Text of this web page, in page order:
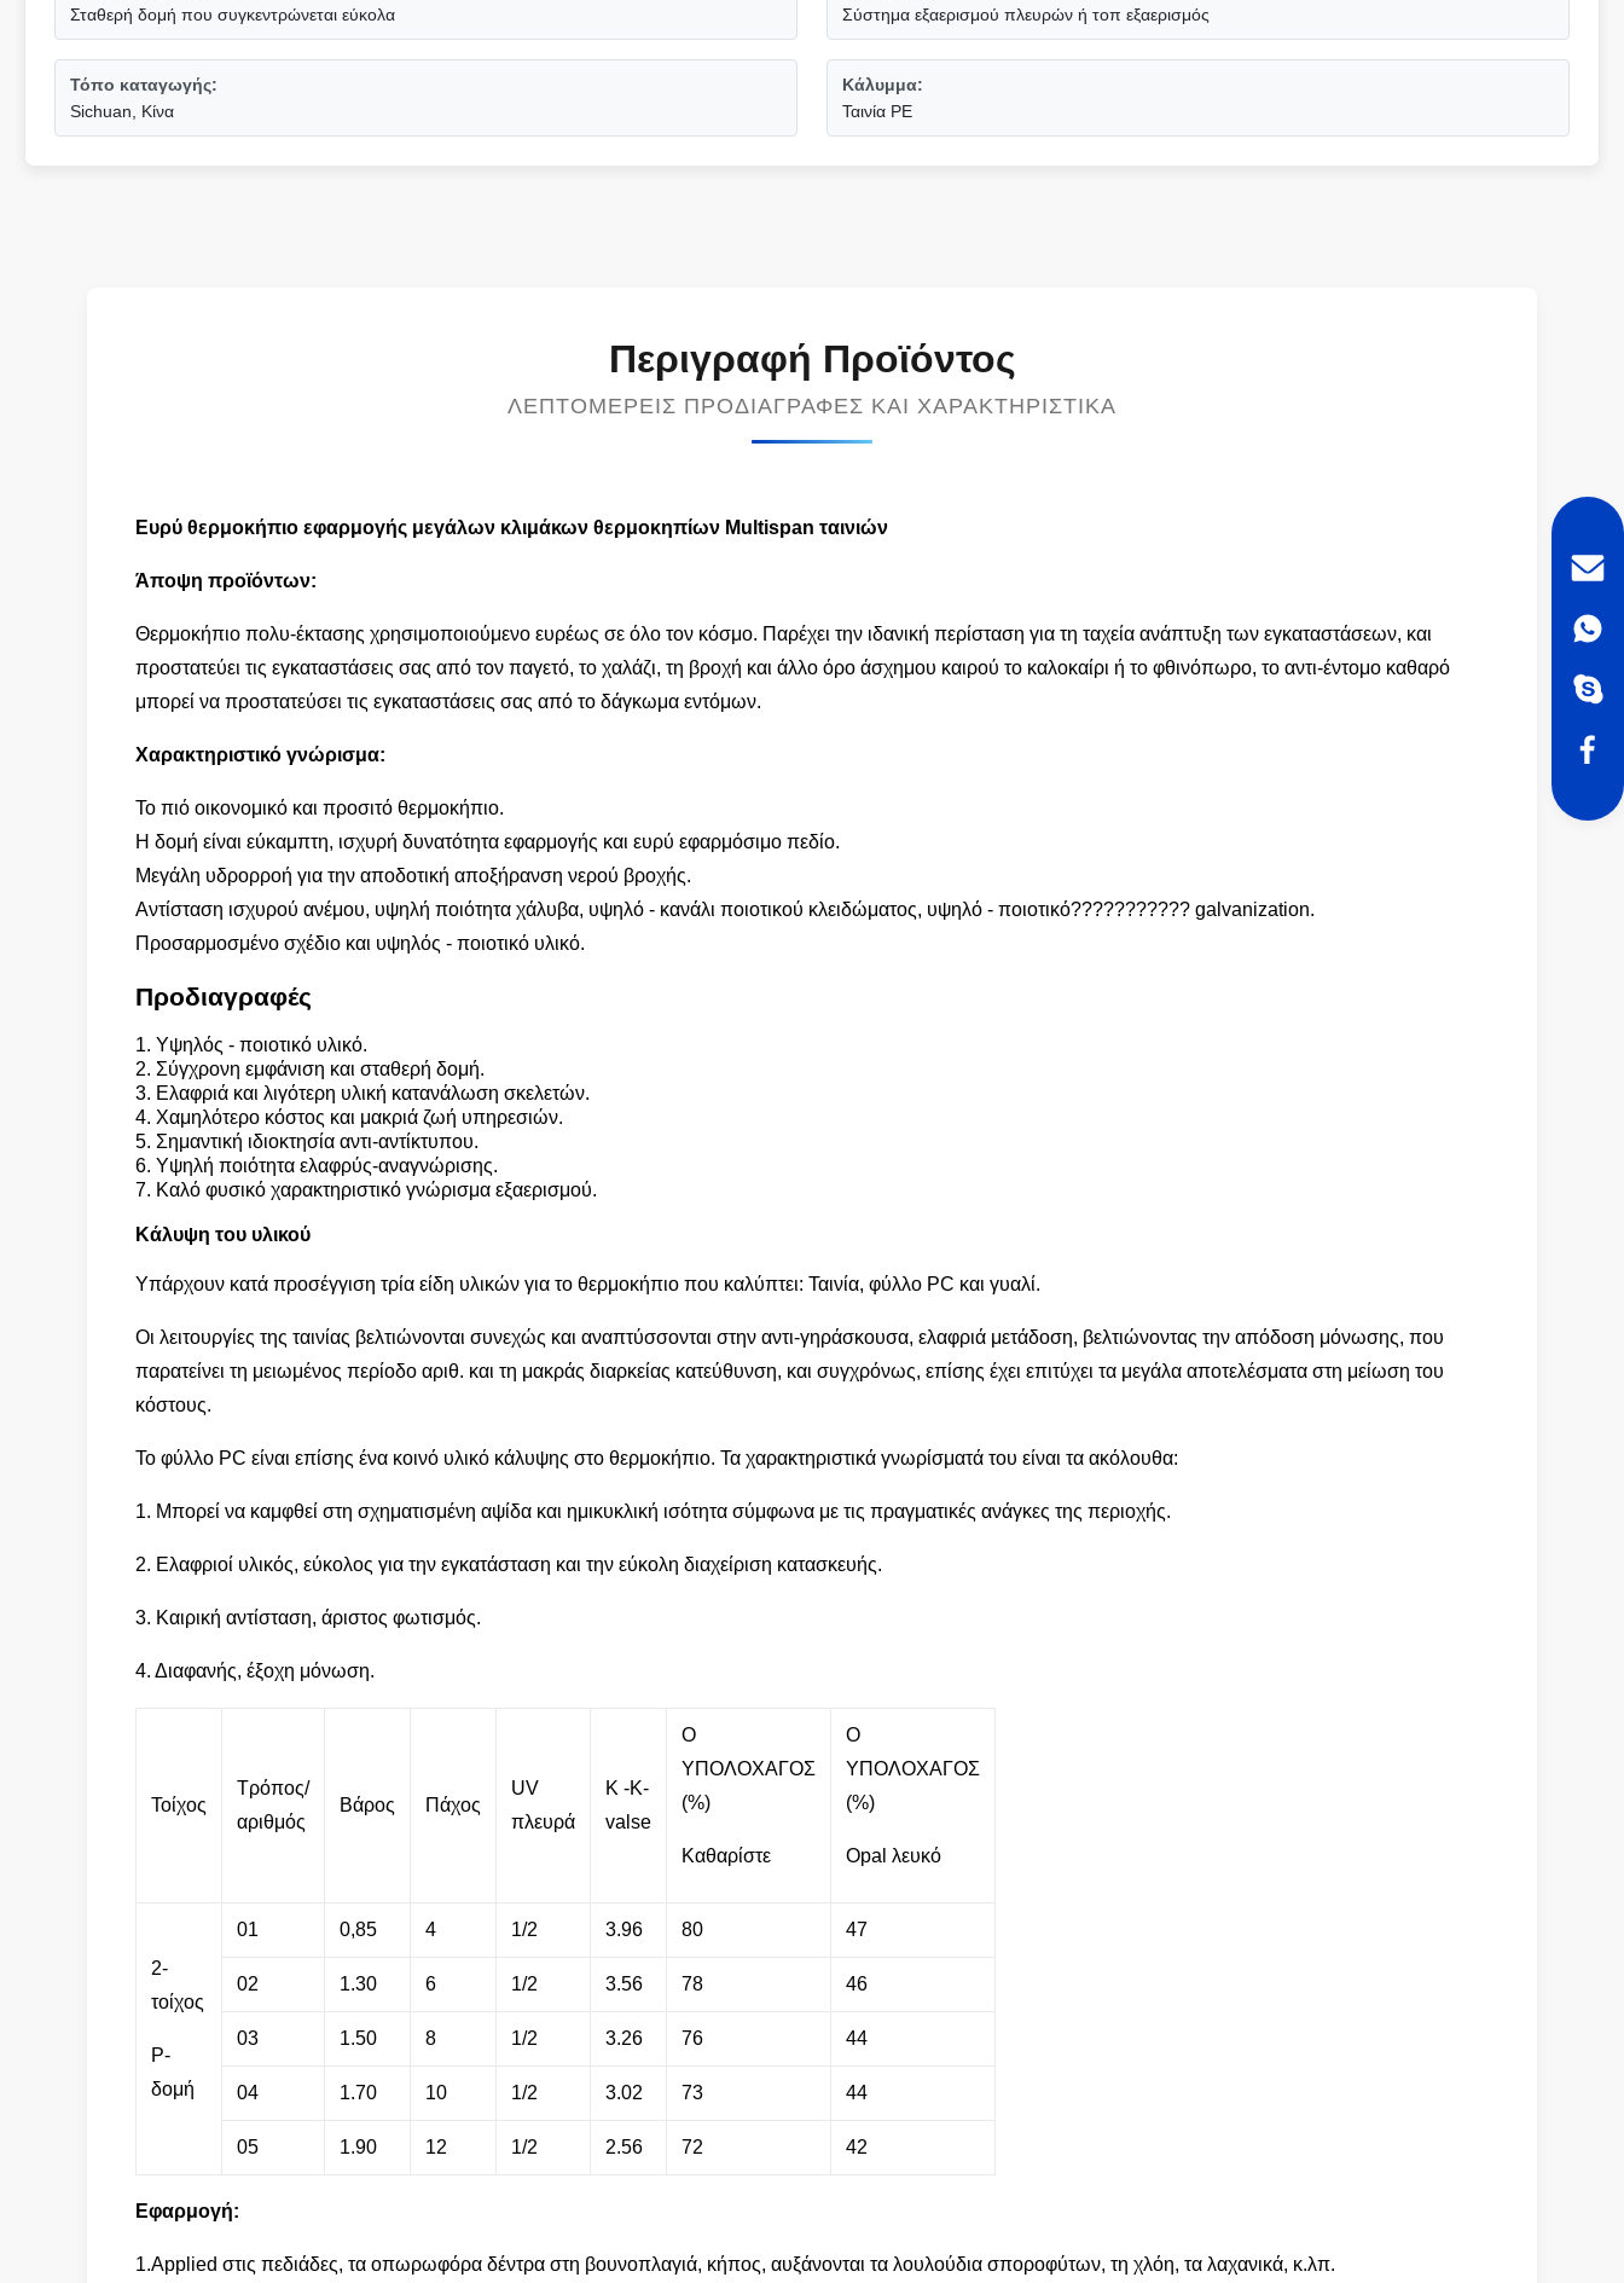
Σταθερή δομή που συγκεντρώνεται εύκολα
Σύστημα εξαερισμού πλευρών ή τοπ εξαερισμός
Τόπο καταγωγής:
Sichuan, Κίνα
Κάλυμμα:
Ταινία PE
Περιγραφή Προϊόντος
ΛΕΠΤΟΜΕΡΕΊΣ ΠΡΟΔΙΑΓΡΑΦΈΣ ΚΑΙ ΧΑΡΑΚΤΗΡΙΣΤΙΚΆ
Ευρύ θερμοκήπιο εφαρμογής μεγάλων κλιμάκων θερμοκηπίων Multispan ταινιών
Άποψη προϊόντων:
Θερμοκήπιο πολυ-έκτασης χρησιμοποιούμενο ευρέως σε όλο τον κόσμο. Παρέχει την ιδανική περίσταση για τη ταχεία ανάπτυξη των εγκαταστάσεων, και
προστατεύει τις εγκαταστάσεις σας από τον παγετό, το χαλάζι, τη βροχή και άλλο όρο άσχημου καιρού το καλοκαίρι ή το φθινόπωρο, το αντι-έντομο καθαρό
μπορεί να προστατεύσει τις εγκαταστάσεις σας από το δάγκωμα εντόμων.
Χαρακτηριστικό γνώρισμα:
Το πιό οικονομικό και προσιτό θερμοκήπιο.
Η δομή είναι εύκαμπτη, ισχυρή δυνατότητα εφαρμογής και ευρύ εφαρμόσιμο πεδίο.
Μεγάλη υδρορροή για την αποδοτική αποξήρανση νερού βροχής.
Αντίσταση ισχυρού ανέμου, υψηλή ποιότητα χάλυβα, υψηλό - κανάλι ποιοτικού κλειδώματος, υψηλό - ποιοτικό??????????? galvanization.
Προσαρμοσμένο σχέδιο και υψηλός - ποιοτικό υλικό.
Προδιαγραφές
1. Υψηλός - ποιοτικό υλικό.
2. Σύγχρονη εμφάνιση και σταθερή δομή.
3. Ελαφριά και λιγότερη υλική κατανάλωση σκελετών.
4. Χαμηλότερο κόστος και μακριά ζωή υπηρεσιών.
5. Σημαντική ιδιοκτησία αντι-αντίκτυπου.
6. Υψηλή ποιότητα ελαφρύς-αναγνώρισης.
7. Καλό φυσικό χαρακτηριστικό γνώρισμα εξαερισμού.
Κάλυψη του υλικού
Υπάρχουν κατά προσέγγιση τρία είδη υλικών για το θερμοκήπιο που καλύπτει: Ταινία, φύλλο PC και γυαλί.
Οι λειτουργίες της ταινίας βελτιώνονται συνεχώς και αναπτύσσονται στην αντι-γηράσκουσα, ελαφριά μετάδοση, βελτιώνοντας την απόδοση μόνωσης, που
παρατείνει τη μειωμένος περίοδο αριθ. και τη μακράς διαρκείας κατεύθυνση, και συγχρόνως, επίσης έχει επιτύχει τα μεγάλα αποτελέσματα στη μείωση του
κόστους.
Το φύλλο PC είναι επίσης ένα κοινό υλικό κάλυψης στο θερμοκήπιο. Τα χαρακτηριστικά γνωρίσματά του είναι τα ακόλουθα:
1. Μπορεί να καμφθεί στη σχηματισμένη αψίδα και ημικυκλική ισότητα σύμφωνα με τις πραγματικές ανάγκες της περιοχής.
2. Ελαφριοί υλικός, εύκολος για την εγκατάσταση και την εύκολη διαχείριση κατασκευής.
3. Καιρική αντίσταση, άριστος φωτισμός.
4. Διαφανής, έξοχη μόνωση.
Τοίχος
Τρόπος/
αριθμός
Βάρος Πάχος
UV
πλευρά
Κ -Κ-
valse
Ο
ΥΠΟΛΟΧΑΓΟΣ
(%)
Καθαρίστε
Ο
ΥΠΟΛΟΧΑΓΟΣ
(%)
Opal λευκό
2-
τοίχος
Ρ-
δομή
01 0,85 4 1/2 3.96 80 47
02 1.30 6 1/2 3.56 78 46
03 1.50 8 1/2 3.26 76 44
04 1.70 10 1/2 3.02 73 44
05 1.90 12 1/2 2.56 72 42
Εφαρμογή:
1.Applied στις πεδιάδες, τα οπωρωφόρα δέντρα στη βουνοπλαγιά, κήπος, αυξάνονται τα λουλούδια σποροφύτων, τη χλόη, τα λαχανικά, κ.λπ.